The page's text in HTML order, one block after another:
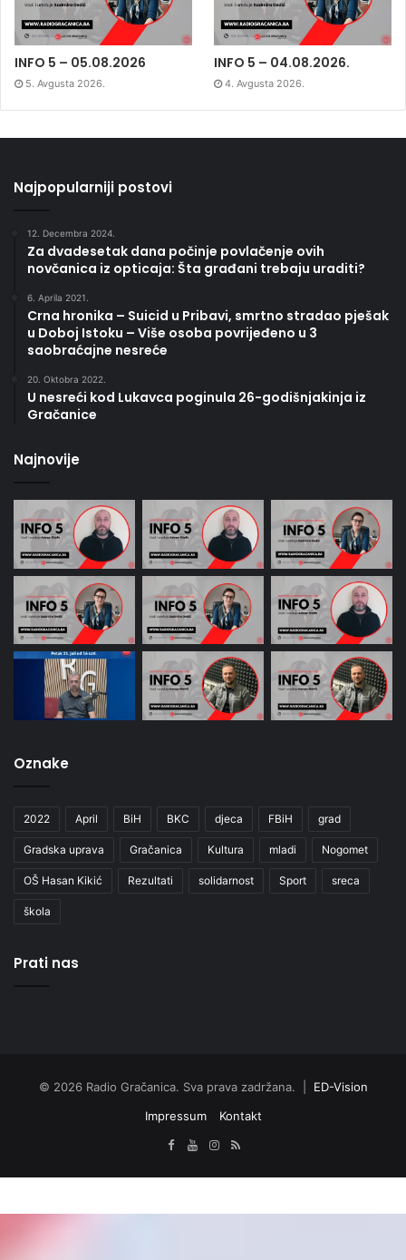
INFO 5 – 05.08.2026
5. Avgusta 2026.
INFO 5 – 04.08.2026.
4. Avgusta 2026.
Najpopularniji postovi
12. Decembra 2024.
Za dvadesetak dana počinje povlačenje ovih
novčanica iz opticaja: Šta građani trebaju uraditi?
6. Aprila 2021.
Crna hronika – Suicid u Pribavi, smrtno stradao pješak
u Doboj Istoku – Više osoba povrijeđeno u 3
saobraćajne nesreće
20. Oktobra 2022.
U nesreći kod Lukavca poginula 26-godišnjakinja iz
Gračanice
Najnovije
Oznake
2022 April BiH BKC djeca FBiH grad
Gradska uprava Gračanica Kultura mladi Nogomet
OŠ Hasan Kikić Rezultati solidarnost Sport sreca
škola
Prati nas
© 2026 Radio Gračanica. Sva prava zadržana. | ED-Vision
Impressum
Kontakt